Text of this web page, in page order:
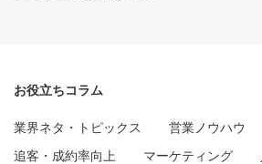
お役立ちコラム
業界ネタ・トピックス 営業ノウハウ
追客・成約率向上
マーケティング